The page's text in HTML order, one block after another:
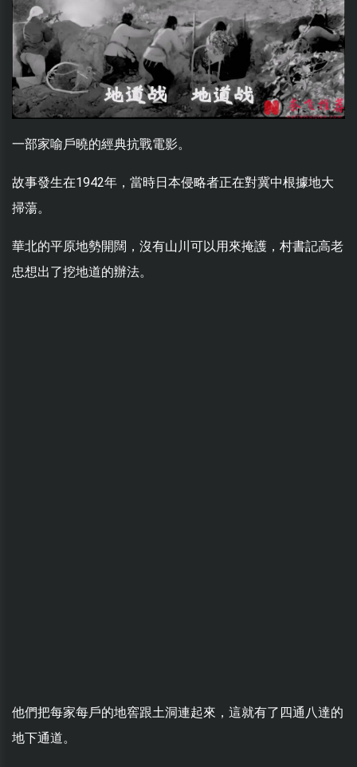
一部家喻戶曉的經典抗戰電影。
故事發生在1942年，當時日本侵略者正在對冀中根據地大
掃蕩。
華北的平原地勢開闊，沒有山川可以用來掩護，村書記高老
忠想出了挖地道的辦法。
他們把每家每戶的地窖跟土洞連起來，這就有了四通八達的
地下通道。